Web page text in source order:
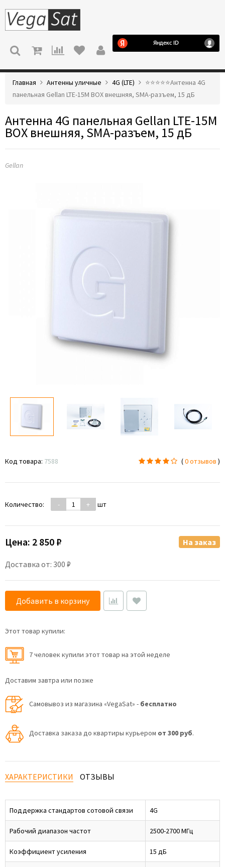
МЕНЮ
Главная Антенны уличные 4G (LTE)
⭐️⭐️⭐️⭐️⭐️Антенна 4G
панельная Gellan LTE-15M BOX внешняя, SMA-разъем, 15 дБ
Антенна 4G панельная Gellan LTE-15M
BOX внешняя, SMA-разъем, 15 дБ
Gellan
Код товара: 7588 (0 отзывов )
Количество: - + шт
Цена: 2 850 ₽
Доставка от: 300 ₽
На заказ
Добавить в корзину
Этот товар купили:
7 человек купили этот товар на этой неделе
Доставим завтра или позже
Самовывоз из магазина «VegaSat» - бесплатно
Доставка заказа до квартиры курьером от 300 руб.
ХАРАКТЕРИСТИКИ ОТЗЫВЫ
Поддержка стандартов сотовой связи 4G
Рабочий диапазон частот 2500-2700 МГц
Коэффициент усиления 15 дБ